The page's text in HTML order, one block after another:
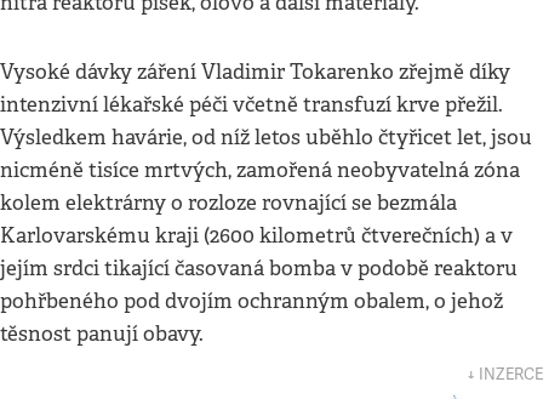
Vysoké dávky záření Vladimir Tokarenko zřejmě díky
intenzivní lékařské péči včetně transfuzí krve přežil.
Výsledkem havárie, od níž letos uběhlo čtyřicet let, jsou
nicméně tisíce mrtvých, zamořená neobyvatelná zóna
kolem elektrárny o rozloze rovnající se bezmála
Karlovarskému kraji (2600 kilometrů čtverečních) a v
jejím srdci tikající časovaná bomba v podobě reaktoru
pohřbeného pod dvojím ochranným obalem, o jehož
těsnost panují obavy.
↓ INZERCE